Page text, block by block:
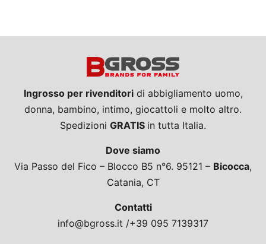
Ingrosso per rivenditoridi abbigliamento uomo,
donna, bambino, intimo, giocattoli e molto altro.
Spedizioni GRATIS in tutta Italia.
Dove siamo
Via Passo del Fico – Blocco B5 n°6. 95121 – Bicocca,
Catania, CT
Contatti
info@bgross.it /+39 095 7139317